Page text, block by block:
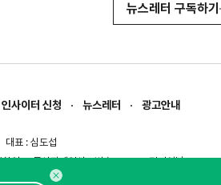
뉴스레터 구독하기
인사이터 신청 뉴스레터 광고안내
대표 : 심도섭
확인)
통신판매업신고번호 : 2014-경기성남-1023
의 :1800-2198